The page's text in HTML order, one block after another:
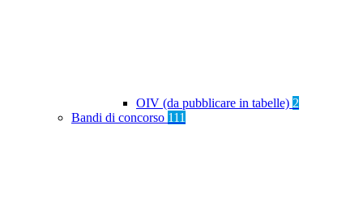
OIV (da pubblicare in tabelle) 2
Bandi di concorso 111